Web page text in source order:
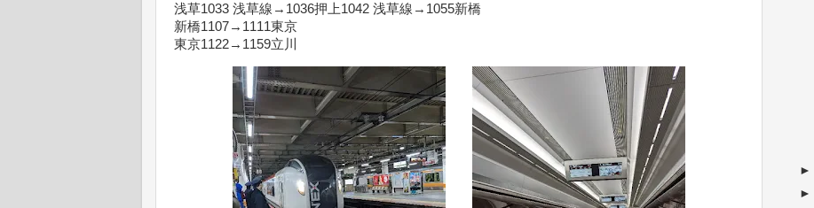
浅草1033 浅草線→1036押上1042 浅草線→1055新橋
新橋1107→1111東京
東京1122→1159立川
►
►